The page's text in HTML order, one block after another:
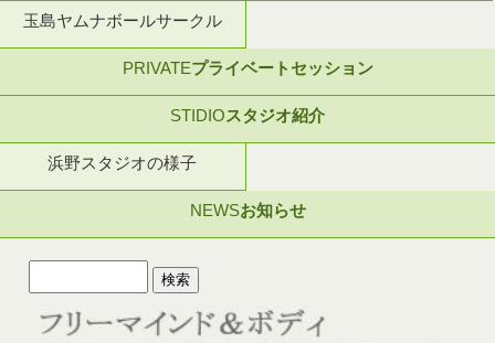
玉島ヤムナボールサークル
PRIVATEプライベートセッション
STIDIOスタジオ紹介
浜野スタジオの様子
NEWSお知らせ